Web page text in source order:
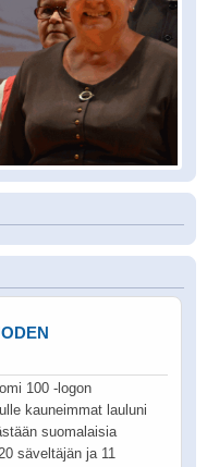
100 -logon
kauneimmat lauluni
suomalaisia
säveltäjän ja 11